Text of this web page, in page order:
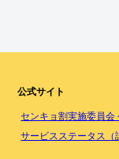
公式サイト
センキョ割実施委員会
サービスステータス（